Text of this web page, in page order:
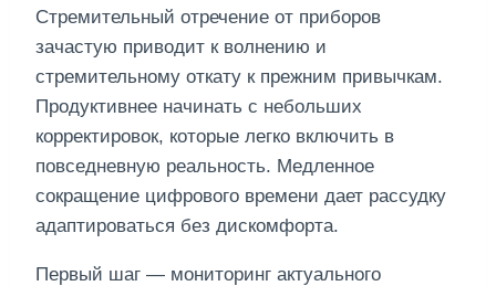
Стремительный отречение от приборов
зачастую приводит к волнению и
стремительному откату к прежним привычкам.
Продуктивнее начинать с небольших
корректировок, которые легко включить в
повседневную реальность. Медленное
сокращение цифрового времени дает рассудку
адаптироваться без дискомфорта.
Первый шаг — мониторинг актуального